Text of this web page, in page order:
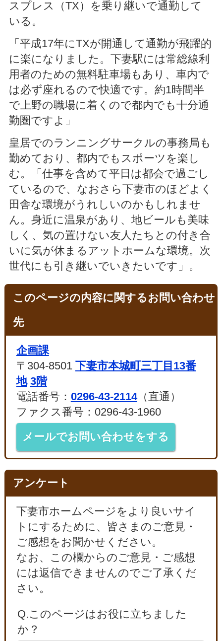
スプレス（TX）を乗り継いで通勤して
いる。
「平成17年にTXが開通して通勤が飛躍的
に楽になりました。下妻駅には常総線利
用者のための無料駐車場もあり、車内で
は必ず座れるので快適です。約1時間半
で上野の職場に着くので都内でも十分通
勤圏ですよ」
皇居でのランニングサークルの事務局も
勤めており、都内でもスポーツを楽し
む。「仕事を含めて平日は都会で過ごし
ているので、なおさら下妻市のほどよく
田舎な環境がうれしいのかもしれませ
ん。身近に温泉があり、地ビールも美味
しく、気の置けない友人たちとの付き合
いに気が休まるアットホームな環境。次
世代にも引き継いでいきたいです」。
このページの内容に関するお問い合わせ
先
企画課
〒304-8501 下妻市本城町三丁目13番
地 3階
電話番号： 0296-43-2114（直通）
ファクス番号：0296-43-1960
メールでお問い合わせをする
アンケート
下妻市ホームページをより良いサイ
トにするために、皆さまのご意見・
ご感想をお聞かせください。
なお、この欄からのご意見・ご感想
には返信できませんのでご了承くだ
さい。
Q.このページはお役に立ちました
か？